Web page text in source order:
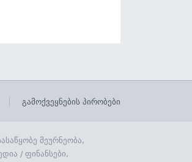
გამოქვეყნების პირობები
მეურნეობა,
/ ფინანსები,